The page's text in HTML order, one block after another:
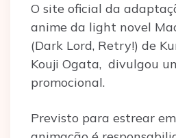
O site oficial da
anime da light novel
(Dark Lord, Retry!) de
Kouji Ogata, divulgou
promocional.
Previsto para estrear